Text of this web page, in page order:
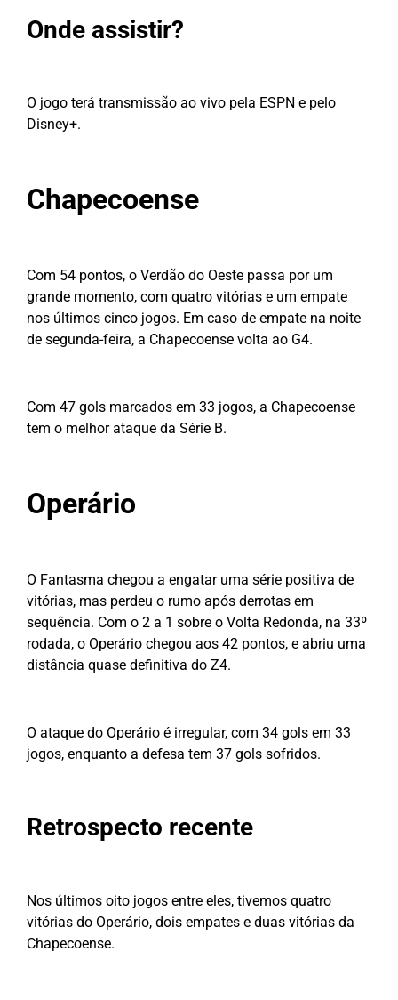
Onde assistir?
O jogo terá transmissão ao vivo pela ESPN e pelo
Disney+.
Chapecoense
Com 54 pontos, o Verdão do Oeste passa por um
grande momento, com quatro vitórias e um empate
nos últimos cinco jogos. Em caso de empate na noite
de segunda-feira, a Chapecoense volta ao G4.
Com 47 gols marcados em 33 jogos, a Chapecoense
tem o melhor ataque da Série B.
Operário
O Fantasma chegou a engatar uma série positiva de
vitórias, mas perdeu o rumo após derrotas em
sequência. Com o 2 a 1 sobre o Volta Redonda, na 33º
rodada, o Operário chegou aos 42 pontos, e abriu uma
distância quase definitiva do Z4.
O ataque do Operário é irregular, com 34 gols em 33
jogos, enquanto a defesa tem 37 gols sofridos.
Retrospecto recente
Nos últimos oito jogos entre eles, tivemos quatro
vitórias do Operário, dois empates e duas vitórias da
Chapecoense.